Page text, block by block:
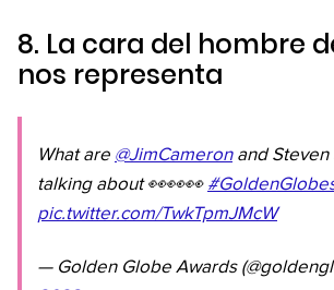
8. La cara del hombre
nos representa
What are @JimCameronand Steven
talking about 👀👀👀
pic.twitter.com/TwkTpmJMcW
— Golden Globe Awards